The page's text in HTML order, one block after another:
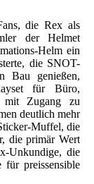
die Rex als
der Helmet
Helm ein
die SNOT-
Bau genießen,
für Büro,
mit Zugang zu
deutlich mehr
Muffel, die
die primär Wert
Unkundige, die
für preissensible